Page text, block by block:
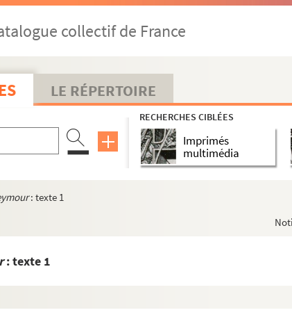
collectif de France
LE RÉPERTOIRE
RECHERCHES CIBLÉES
Imprimés
multimédia
: texte 1
: texte 1